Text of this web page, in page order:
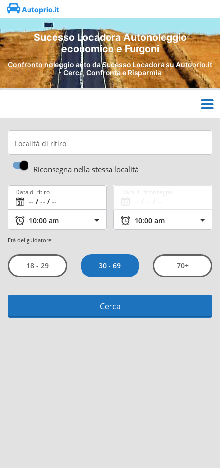
Autoprio.it
Sucesso Locadora Autonoleggio
economico e Furgoni
Confronto noleggio auto da Sucesso Locadora su Autoprio.it
- Cerca, Confronta e Risparmia
Località di ritiro
Riconsegna nella stessa località
Data di ritiro
Età del guidatore:
18 - 29 30 - 69 70+
Cerca